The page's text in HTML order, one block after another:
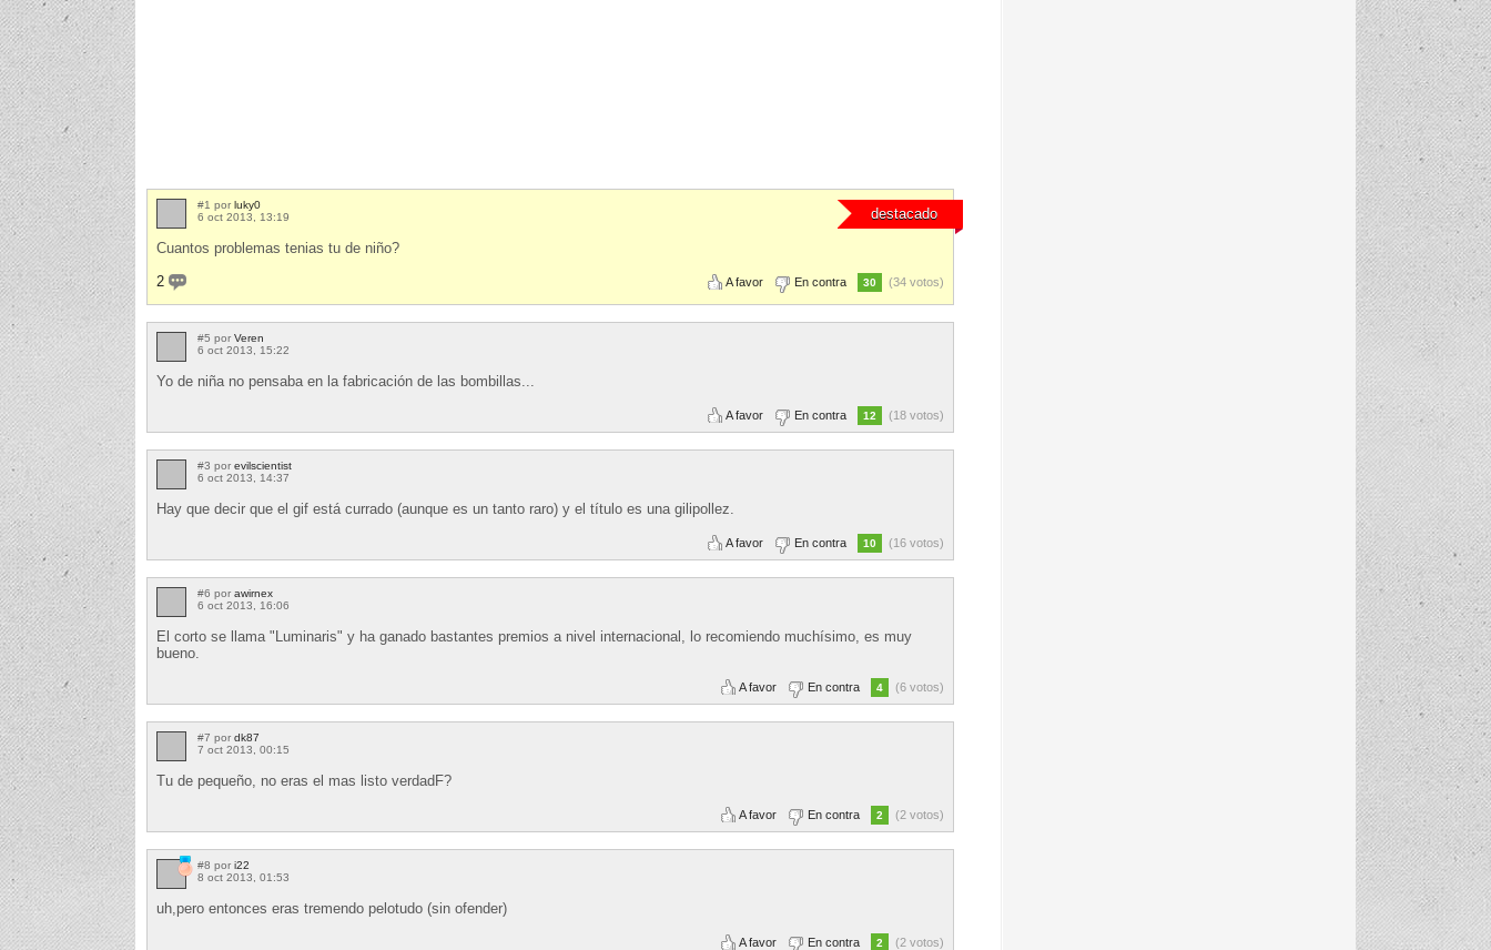
destacado
#1 por luky0
6 oct 2013, 13:19
Cuantos problemas tenias tu de niño?
2
A favor En contra 30 (34 votos)
#5 por Veren
6 oct 2013, 15:22
Yo de niña no pensaba en la fabricación de las bombillas...
A favor En contra 12 (18 votos)
#3 por evilscientist
6 oct 2013, 14:37
Hay que decir que el gif está currado (aunque es un tanto raro) y el título es una gilipollez.
A favor En contra 10 (16 votos)
#6 por awirnex
6 oct 2013, 16:06
El corto se llama "Luminaris" y ha ganado bastantes premios a nivel internacional, lo recomiendo muchísimo, es muy
bueno.
A favor En contra 4 (6 votos)
#7 por dk87
7 oct 2013, 00:15
Tu de pequeño, no eras el mas listo verdadF?
A favor En contra 2 (2 votos)
#8 por i22
8 oct 2013, 01:53
uh,pero entonces eras tremendo pelotudo (sin ofender)
A favor En contra 2 (2 votos)